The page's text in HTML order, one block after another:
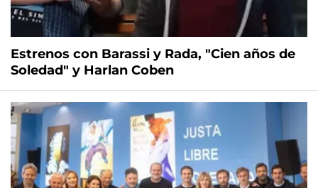
Estrenos con Barassi y Rada, "Cien años de
Soledad" y Harlan Coben